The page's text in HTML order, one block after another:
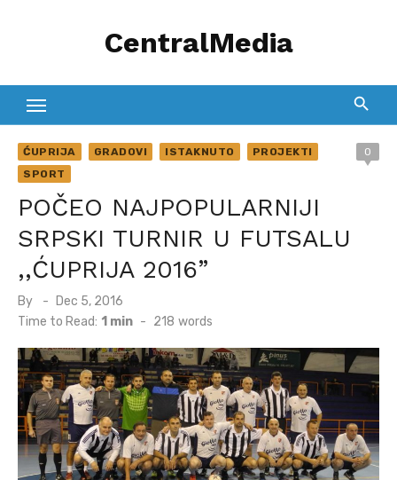
CentralMedia
ĆUPRIJA GRADOVI ISTAKNUTO
PROJEKTI
SPORT
0
POČEO NAJPOPULARNIJI
SRPSKI TURNIR U FUTSALU
,,ĆUPRIJA 2016”
By
Posted
on
Dec 5, 2016
Time to Read: 1 min - 218 words